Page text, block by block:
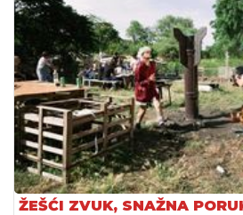
ŽEŠĆI ZVUK, SNAŽNA